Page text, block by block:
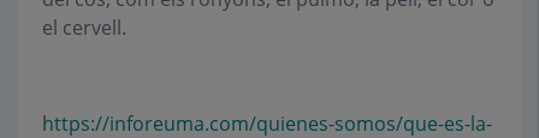
el cervell.
https://inforeuma.com/quienes-somos/que-es-la-